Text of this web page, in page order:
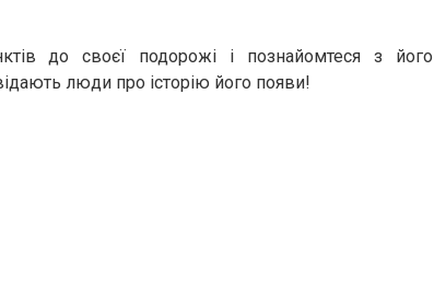
до своєї подорожі і познайомтеся з його
люди про історію його появи!